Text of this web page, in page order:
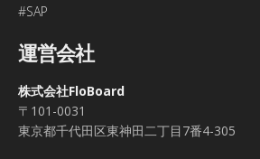
#SAP
運営会社
株式会社FloBoard
〒101-0031
東京都千代田区東神田二丁目7番4-305